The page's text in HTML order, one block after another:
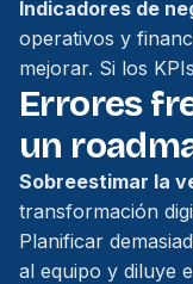
Indicadores de
operativos y
mejorar. Si los
Errores
un
Sobreestimar la
transformación
Planificar
al equipo y diluye